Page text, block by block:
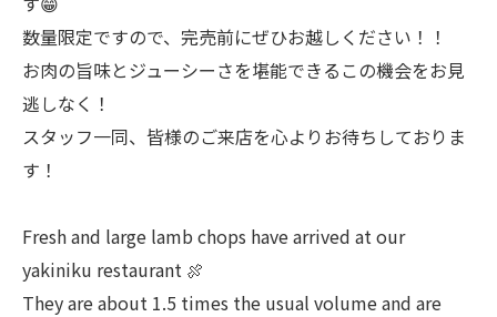
数量限定ですので、完売前にぜひお越しください！！
お肉の旨味とジューシーさを堪能できるこの機会をお見
逃しなく！
スタッフ一同、皆様のご来店を心よりお待ちしておりま
す！
Fresh and large lamb chops have arrived at our
yakiniku restaurant 🍖
They are about 1.5 times the usual volume and are